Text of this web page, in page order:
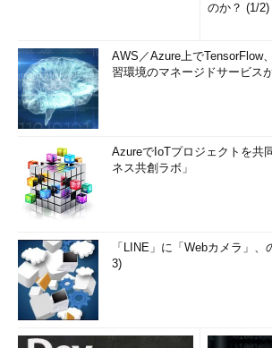
Server 2008 R2のセキュリ
ティが強化されたWindows
ファイアウォールは、従来
のWindows Vista／
のと名称は同じであり、そ
の機能や使い方もほぼ同じ
である。違いは、
DirectAccess（今後解説予
定）など、新しい機能に対
するファイアウォール・ル
ールの追加、netshコマンド
のか？ (1/2)
AWS／Azure上で
習環境のマネージドサービス
AzureでIoTプロジェクトを共
ネス共創ラボ」
「LINE」に「Webカメラ」
3)